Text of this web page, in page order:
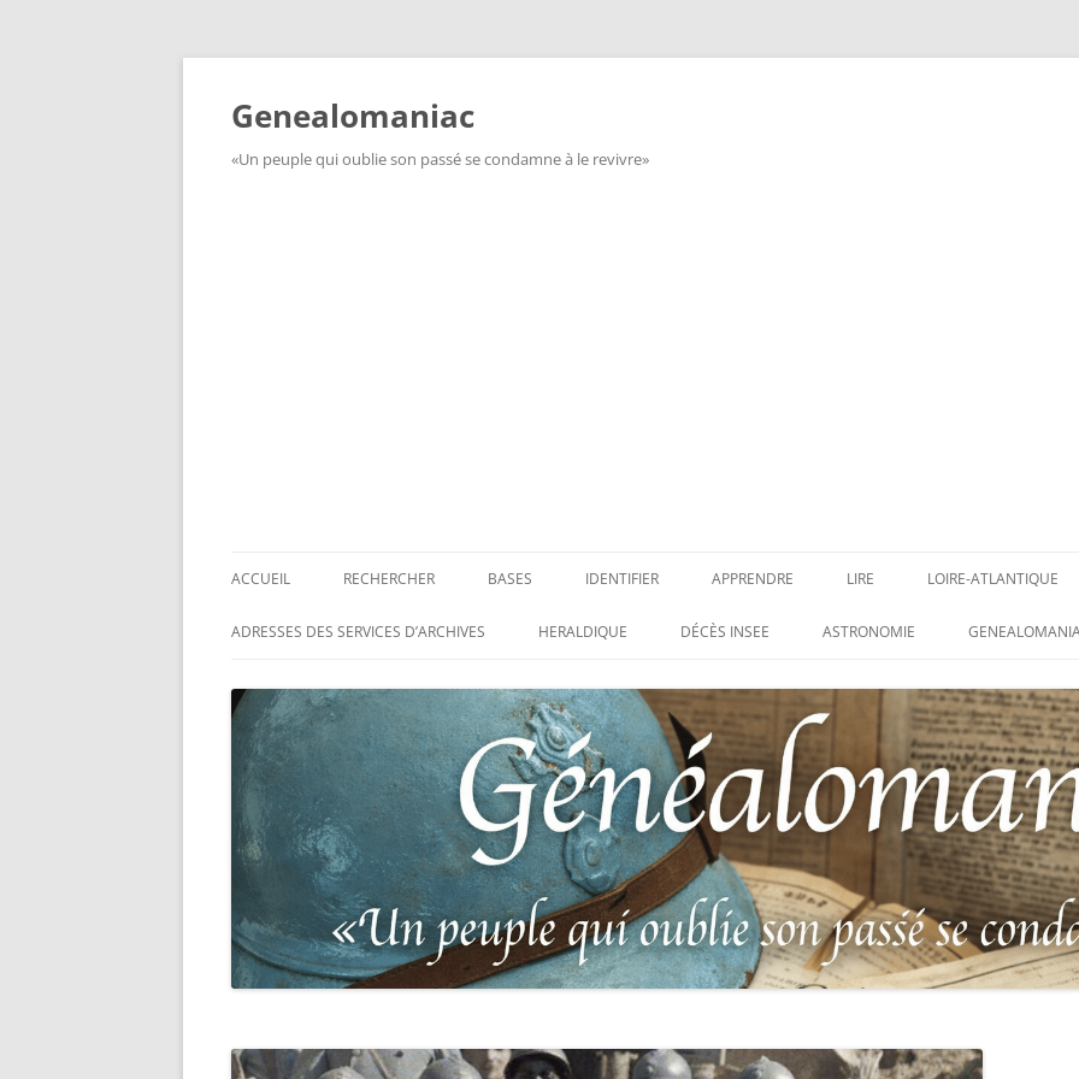
Aller
Genealomaniac
«Un peuple qui oublie son passé se condamne à le revivre»
ACCUEIL RECHERCHER
RECHERCHER UN SOLDAT
RECHERCHER UNE CARTE DE
COMBATTANT
RECHERCHER UN RÉSISTANT
RECHERCHER UN PRISONNIER DE
GUERRE
RECHERCHER UNE VICTIME DES
PERSÉCUTIONS NAZIS
RECHERCHER UN SOLDAT
RECHERCHER UN SOLDAT
BASES
BASE DES CONDAMNATIONS À
BASE DES HISTORIQUES
RÉGIMENTAIRES
BASE DE RECHERCHE DES
TABLEAUX D’HONNEUR DE
L’ILLUSTRATION, VÉRITABLE LIVRE
D’OR, RÉUNISSANT LES PORTRAITS
DES PLUS HÉROÏQUES SOLDATS
DE 1914-1918
BASE DES DISPARUS DU JOURNAL
PHARE DE LA LOIRE – « HOMMAGE
IDENTIFIER
INSIGNES, ATTRIBUTS ET GRADES
IDENTIFIER UNE PATTE DE COLLET
(INSIGNE DE COL)
IDENTIFIER UNE MÉDAILLE OU
DÉCORATION
LEXIQUE DES ABRÉVIATIONS
MILITAIRES
CATALOGUES DES OBLITÉRATIONS
MILITAIRES FRANÇAISES 1914-1918
APPRENDRE
APPRENDRE
LIRE
LIRE
LOIRE-ATLANTIQUE
LES ENFANTS DU
CARRÉ MILITAIRE
CLION-SUR-MER
LES SOLDATS
N°65 – LE CLION-
LE CLION-SUR-MER :
AUX MORTS VIRTUEL
FRANCO-ALLEMANDE
1871
ADRESSES DES SERVICES D’ARCHIVES HERALDIQUE DÉCÈS INSEE ASTRONOMIE